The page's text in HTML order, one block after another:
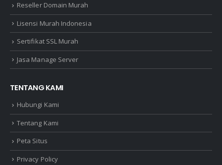
Reseller Domain Murah
Lisensi Murah Indonesia
Sertifikat SSL Murah
Jasa Manage Server
TENTANG KAMI
Hubungi Kami
Tentang Kami
Peta Situs
Privacy Policy